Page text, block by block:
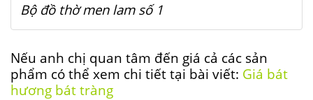
Bộ đồ thờ men lam số 1
Nếu anh chị quan tâm đến giá cả các sản
phẩm có thể xem chi tiết tại bài viết: Giá bát
hương bát tràng